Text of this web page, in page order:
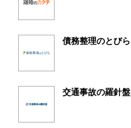
債務整理のとびら
交通事故の羅針盤